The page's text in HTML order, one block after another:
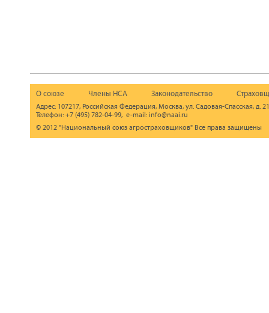
О союзе Члены НСА Законодательство
Адрес: 107217, Российская Федерация, Москва, ул. Садовая-Спасская, д.
Телефон: +7 (495) 782-04-99, e-mail: info@naai.ru
© 2012 "Национальный союз агростраховщиков" Все права защищены